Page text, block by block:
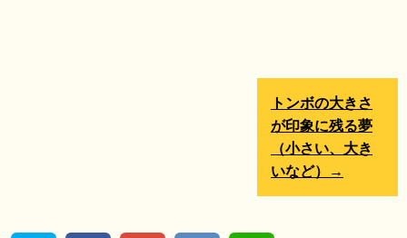
トンボの大きさ
が印象に残る夢
（小さい、大き
いなど）→